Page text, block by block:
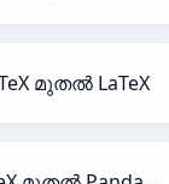
മുതൽ LaTeX